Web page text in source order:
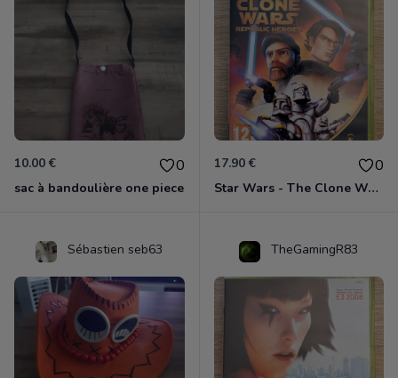
10.00 € 0
sac à bandoulière one piece
17.90 € 0
Star Wars - The Clone Wars - Les Héros De La République Xbox 360
Sébastien seb63 TheGamingR83